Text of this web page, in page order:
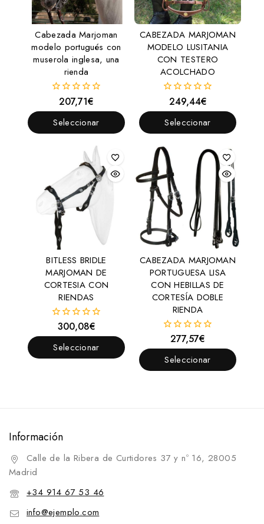
Cabezada Marjoman
modelo portugués con
muserola inglesa, una
rienda
fuera
de
5
207,71€
Seleccionar
CABEZADA MARJOMAN
MODELO LUSITANIA
CON TESTERO
ACOLCHADO
fuera
de
5
249,44€
Seleccionar
BITLESS BRIDLE
MARJOMAN DE
CORTESIA CON
RIENDAS
fuera
de
300,08€
Seleccionar
CABEZADA MARJOMAN
PORTUGUESA LISA
CON HEBILLAS DE
CORTESÍA DOBLE
RIENDA
fuera
de
277,57€
Seleccionar
Información
Calle de la Ribera de Curtidores 37 y nº 16, 28005
Madrid
+34 914 67 53 46
info@ejemplo.com